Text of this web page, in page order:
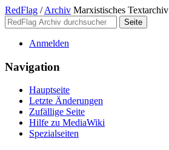
RedFlag / Archiv Marxistisches Textarchiv
Anmelden
Navigation
Hauptseite
Letzte Änderungen
Zufällige Seite
Hilfe zu MediaWiki
Spezialseiten